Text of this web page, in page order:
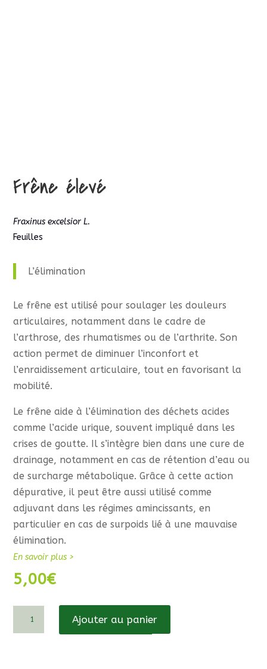
Frêne élevé
Fraxinus excelsior L.
Feuilles
L’élimination
Le frêne est utilisé pour soulager les douleurs
articulaires, notamment dans le cadre de
l’arthrose, des rhumatismes ou de l’arthrite. Son
action permet de diminuer l’inconfort et
l’enraidissement articulaire, tout en favorisant la
mobilité.
Le frêne aide à l’élimination des déchets acides
comme l’acide urique, souvent impliqué dans les
crises de goutte. Il s’intègre bien dans une cure de
drainage, notamment en cas de rétention d’eau ou
de surcharge métabolique. Grâce à cette action
dépurative, il peut être aussi utilisé comme
adjuvant dans les régimes amincissants, en
particulier en cas de surpoids lié à une mauvaise
élimination.
En savoir plus >
5,00€
Ajouter au panier